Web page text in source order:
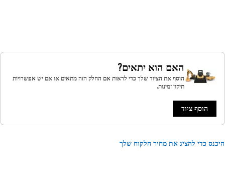
האם הוא יתאים?
הוסף את הציוד שלך כדי לראות אם החלק הזה מתאים או אם יש אפשרויות
תיקון זמינות.
הוסף ציוד
כדי להציג את מחיר הלקוח שלך